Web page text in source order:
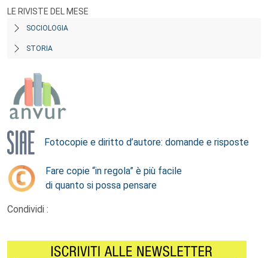
LE RIVISTE DEL MESE
SOCIOLOGIA
STORIA
Fotocopie e diritto d’autore: domande e risposte
Fare copie “in regola” è più facile
di quanto si possa pensare
Condividi :